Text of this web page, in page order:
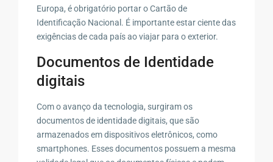
Europa, é obrigatório portar o Cartão de
Identificação Nacional. É importante estar ciente das
exigências de cada país ao viajar para o exterior.
Documentos de Identidade
digitais
Com o avanço da tecnologia, surgiram os
documentos de identidade digitais, que são
armazenados em dispositivos eletrônicos, como
smartphones. Esses documentos possuem a mesma